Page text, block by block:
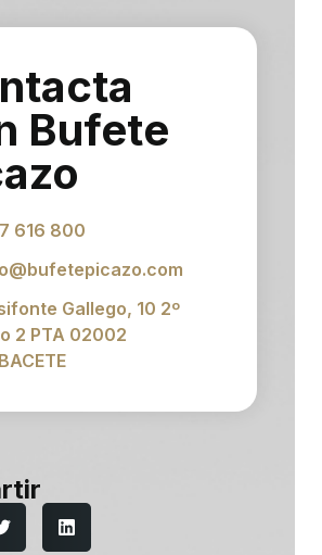
Bufete
616 800
Gallego, 10 2º
2 PTA 02002